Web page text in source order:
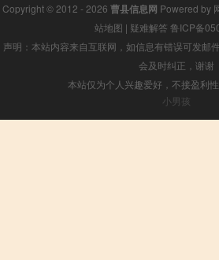
Copyright © 2012 - 2026 曹县信息网 Powered by
站地图 | 疑难解答 鲁ICP备
声明：本站内容来自互联网，如信息有错误可发邮
会及时纠正，谢谢
本站仅为个人兴趣爱好，不接盈利
小男孩